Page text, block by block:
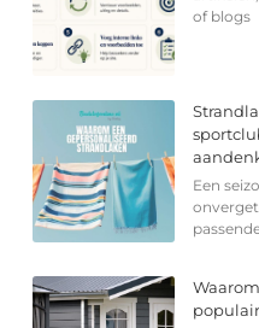
of blogs
Een